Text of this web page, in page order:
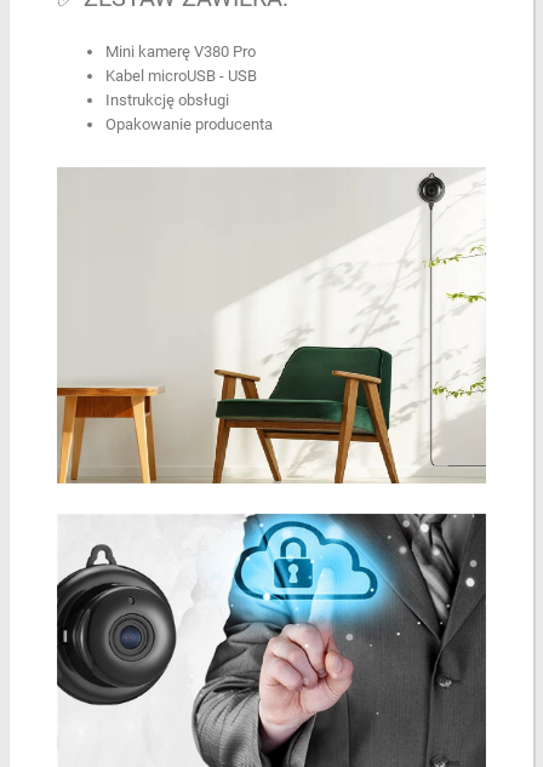
Mini kamerę V380 Pro
Kabel microUSB - USB
Instrukcję obsługi
Opakowanie producenta